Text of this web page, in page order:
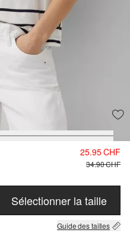
25.95 CHF
34.90 CHF
Sélectionner la taille
Guide des tailles